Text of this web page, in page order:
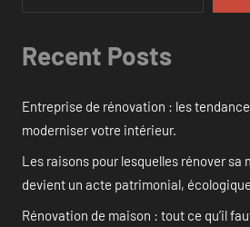
Recent Posts
Entreprise de rénovation : les
moderniser votre intérieur.
Les raisons pour lesquelles rénover sa
devient un acte patrimonial,
Rénovation de maison : tout ce qu’il